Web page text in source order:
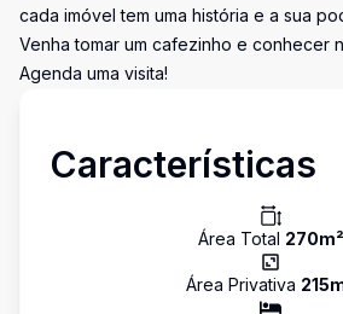
cada imóvel tem uma história e a sua
Venha tomar um cafezinho e conhecer
Agenda uma visita!
Características
Área Total 270m²
Área Privativa 215